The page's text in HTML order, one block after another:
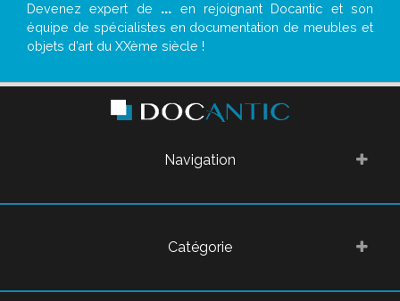
Devenez expert de ... en rejoignant Docantic et son
équipe de spécialistes en documentation de meubles et
objets d’art du XXème siècle !
Navigation
Catégorie